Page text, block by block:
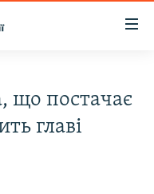
що постачає
главі